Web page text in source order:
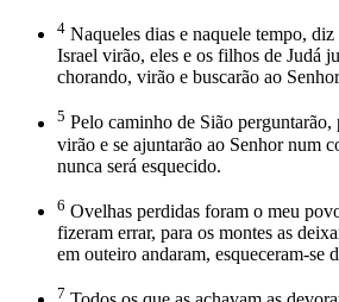
4 Naqueles dias e naquele tempo,
Israel virão, eles e os filhos de Judá
chorando, virão e buscarão ao
5 Pelo caminho de Sião
virão e se ajuntarão ao Senhor num
nunca será esquecido.
6 Ovelhas perdidas foram o meu
fizeram errar, para os montes as
em outeiro andaram, esqueceram-se
7